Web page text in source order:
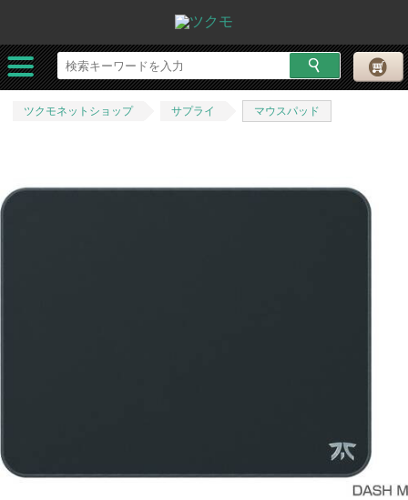
ツクモネットショップ サプライ マウスパッド